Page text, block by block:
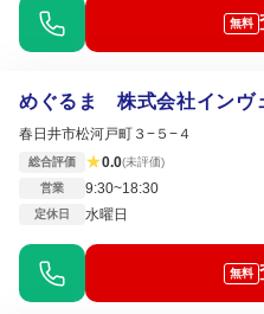
無料
めぐるま 株式会社インヴ
春日井市松河戸町３−５−４
総合評価 ★0.0(未評価)
営業
9:30~18:30
定休日 水曜日
無料